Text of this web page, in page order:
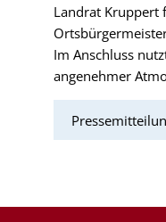
Landrat Kruppert
Im Anschluss
angenehmer